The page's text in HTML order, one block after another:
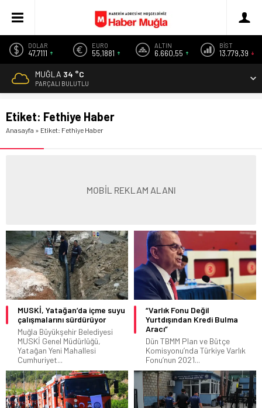
DOLAR
47,7111
EURO
55,1881
ALTIN
6.660,55
BİST
13.779,39
MUĞLA 34 °C
PARÇALI BULUTLU
Etiket: Fethiye Haber
Anasayfa » Etiket: Fethiye Haber
MOBİL REKLAM ALANI
MUSKİ, Yatağan’da içme suyu
çalışmalarını sürdürüyor
Muğla Büyükşehir Belediyesi
MUSKİ Genel Müdürlüğü,
Yatağan Yeni Mahallesi
Cumhuriyet...
“Varlık Fonu Değil
Yurtdışından Kredi Bulma
Aracı”
Dün TBMM Plan ve Bütçe
Komisyonu’nda Türkiye Varlık
Fonu’nun 2021...